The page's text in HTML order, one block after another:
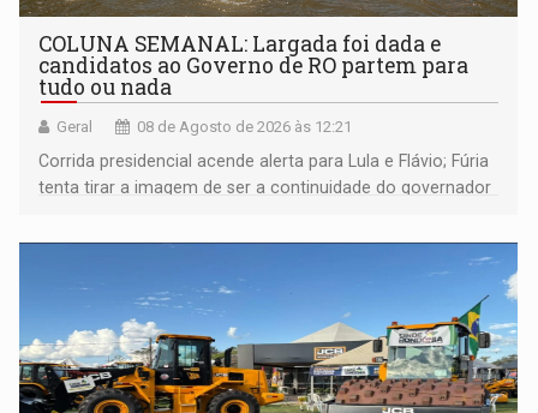
COLUNA SEMANAL: Largada foi dada e
candidatos ao Governo de RO partem para
tudo ou nada
Geral 08 de Agosto de 2026 às 12:21
Corrida presidencial acende alerta para Lula e Flávio; Fúria
tenta tirar a imagem de ser a continuidade do governador
não ter entrado no modo eleição; ABAV faz evento em